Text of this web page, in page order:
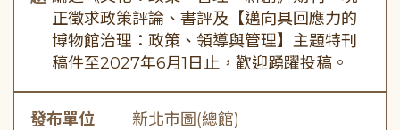
正徵求政策評論、書評及【邁向具回應力的
博物館治理：政策、領導與管理】主題特刊
稿件至2027年6月1日止，歡迎踴躍投稿。
發布單位 新北市圖(總館)